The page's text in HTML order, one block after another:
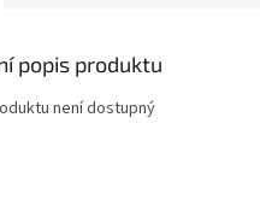
popis produktu
není dostupný